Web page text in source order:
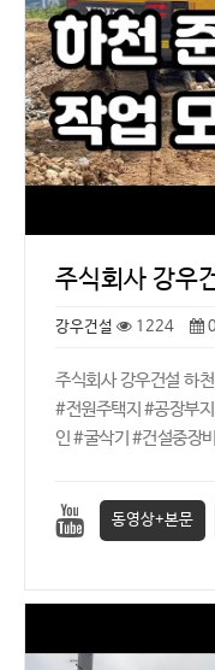
주식회사 강우
강우건설 1224
주식회사 강우건설 하
#전원주택지 #공장부
인 #굴삭기 #건설중장
동영상+본문